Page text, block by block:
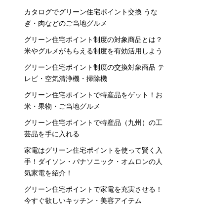
カタログでグリーン住宅ポイント交換 うな
ぎ・肉などのご当地グルメ
グリーン住宅ポイント制度の対象商品とは？
米やグルメがもらえる制度を有効活用しよう
グリーン住宅ポイント制度の交換対象商品 テ
レビ・空気清浄機・掃除機
グリーン住宅ポイントで特産品をゲット！お
米・果物・ご当地グルメ
グリーン住宅ポイントで特産品（九州）の工
芸品を手に入れる
家電はグリーン住宅ポイントを使って賢く入
手！ダイソン・パナソニック・オムロンの人
気家電を紹介！
グリーン住宅ポイントで家電を充実させる！
今すぐ欲しいキッチン・美容アイテム